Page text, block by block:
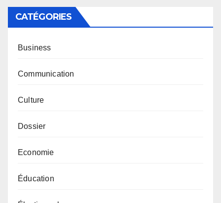
CATÉGORIES
Business
Communication
Culture
Dossier
Economie
Éducation